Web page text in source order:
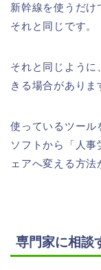
新幹線を使うだけ
それと同じです。
それと同じよう
きる場合がありま
使っているツール
ソフトから「人
ェアへ変える方法
専門家に相談